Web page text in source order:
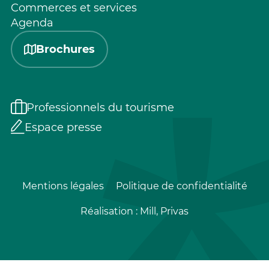
Commerces et services
Agenda
Brochures
Professionnels du tourisme
Espace presse
Mentions légales Politique de confidentialité
Réalisation : Mill, Privas